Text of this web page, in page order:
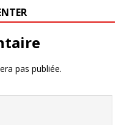
pas publiée.